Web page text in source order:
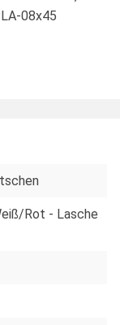
08x45
Rot - Lasche